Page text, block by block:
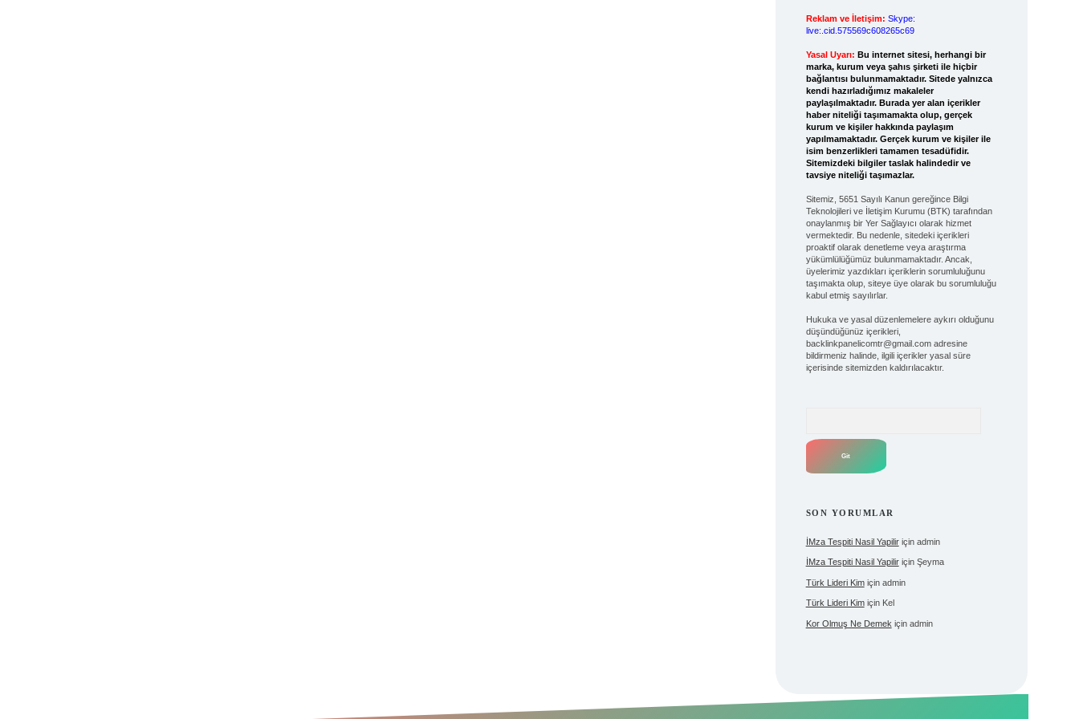
Reklam ve İletişim: Skype:
live:.cid.575569c608265c69
Yasal Uyarı: Bu internet sitesi, herhangi bir
marka, kurum veya şahıs şirketi ile hiçbir
bağlantısı bulunmamaktadır. Sitede yalnızca
kendi hazırladığımız makaleler
paylaşılmaktadır. Burada yer alan içerikler
haber niteliği taşımamakta olup, gerçek
kurum ve kişiler hakkında paylaşım
yapılmamaktadır. Gerçek kurum ve kişiler ile
isim benzerlikleri tamamen tesadüfidir.
Sitemizdeki bilgiler taslak halindedir ve
tavsiye niteliği taşımazlar.
Sitemiz, 5651 Sayılı Kanun gereğince Bilgi
Teknolojileri ve İletişim Kurumu (BTK) tarafından
onaylanmış bir Yer Sağlayıcı olarak hizmet
vermektedir. Bu nedenle, sitedeki içerikleri
proaktif olarak denetleme veya araştırma
yükümlülüğümüz bulunmamaktadır. Ancak,
üyelerimiz yazdıkları içeriklerin sorumluluğunu
taşımakta olup, siteye üye olarak bu sorumluluğu
kabul etmiş sayılırlar.
Hukuka ve yasal düzenlemelere aykırı olduğunu
düşündüğünüz içerikleri,
backlinkpanelicomtr@gmail.comadresine
bildirmeniz halinde, ilgili içerikler yasal süre
içerisinde sitemizden kaldırılacaktır.
SON YORUMLAR
İMza Tespiti Nasil Yapiliriçin admin
İMza Tespiti Nasil Yapiliriçin Şeyma
Türk Lideri Kimiçin admin
Türk Lideri Kimiçin Kel
Kor Olmuş Ne Demek için admin